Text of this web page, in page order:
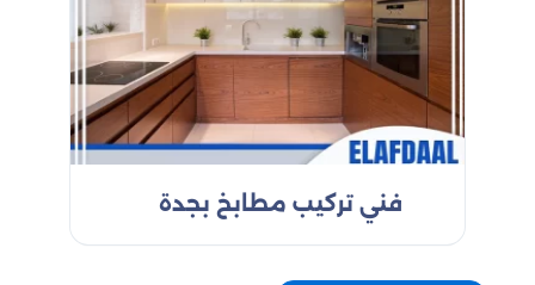
فني تركيب مطابخ بجدة